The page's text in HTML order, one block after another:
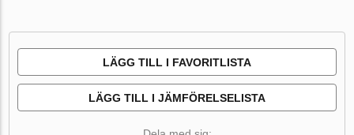
LÄGG TILL I FAVORITLISTA
LÄGG TILL I JÄMFÖRELSELISTA